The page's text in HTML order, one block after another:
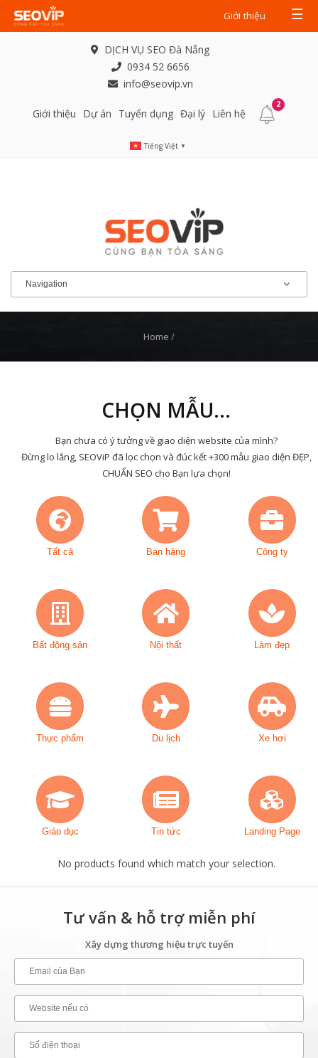
Giới thiệu ☰
DỊCH VỤ SEO Đà Nẵng
0934 52 6656
info@seovip.vn
Giới thiệu Dự án Tuyển dụng Đại lý Liên hệ
2
Tiếng Việt ▼
Home /
CHỌN MẪU...
Bạn chưa có ý tưởng về giao diện website của mình?
Đừng lo lắng, SEOViP đã lọc chọn và đúc kết +300 mẫu giao diện ĐẸP,
CHUẨN SEO cho Bạn lựa chọn!
Tất cả Bán hàng Công ty
Bất động sản Nội thất Làm đẹp
Thực phẩm Du lịch Xe hơi
Giáo dục Tin tức Landing Page
No products found which match your selection.
Tư vấn & hỗ trợ miễn phí
Xây dựng thương hiệu trực tuyến